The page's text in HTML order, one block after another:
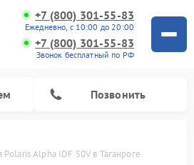
+7 (800) 301-55-83
Ежедневно, с 10:00 до 20:00
+7 (800) 301-55-83
Звонок бесплатный по РФ
Позвонить
Alpha IDF 50V в Таганроге